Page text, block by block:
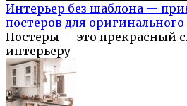
Интерьер без шаблона —
постеров для
Постеры — это прекрасный
интерьеру